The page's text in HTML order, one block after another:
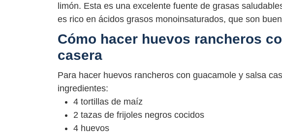
limón. Esta es una excelente fuente de grasas
es rico en ácidos grasos monoinsaturados, que son
Cómo hacer huevos rancheros
casera
Para hacer huevos rancheros con guacamole y salsa
ingredientes:
4 tortillas de maíz
2 tazas de frijoles negros cocidos
4 huevos